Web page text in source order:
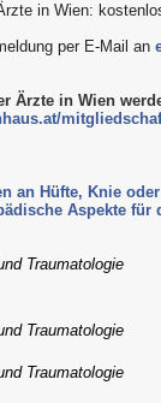
in Wien:
per E-Mail an
Ärzte in Wien
an Hüfte, Knie
Aspekte
Traumatologie
Traumatologie
Traumatologie